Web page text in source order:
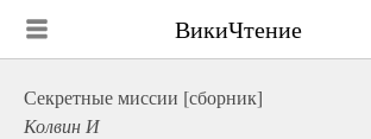
ВикиЧтение
Секретные миссии [сборник]
Колвин И